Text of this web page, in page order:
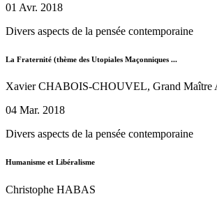
01 Avr. 2018
Divers aspects de la pensée contemporaine
La Fraternité (thème des Utopiales Maçonniques ...
Xavier CHABOIS-CHOUVEL, Grand Maître
04 Mar. 2018
Divers aspects de la pensée contemporaine
Humanisme et Libéralisme
Christophe HABAS